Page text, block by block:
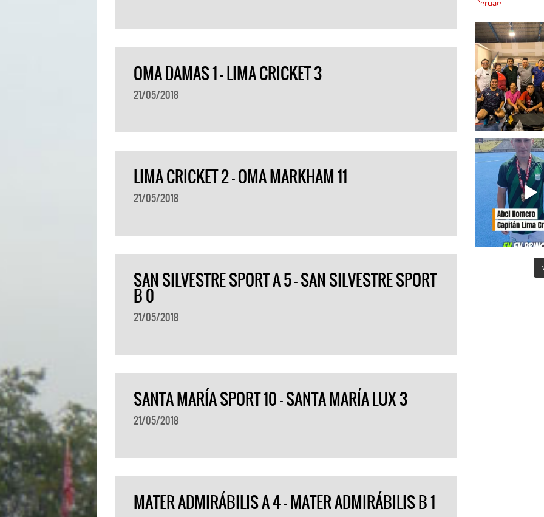
OMA DAMAS 1 – LIMA CRICKET 3
21/05/2018
LIMA CRICKET 2 – OMA MARKHAM 11
21/05/2018
SAN SILVESTRE SPORT A 5 – SAN SILVESTRE SPORT
B 0
21/05/2018
SANTA MARÍA SPORT 10 – SANTA MARÍA LUX 3
21/05/2018
MATER ADMIRÁBILIS A 4 – MATER ADMIRÁBILIS B 1